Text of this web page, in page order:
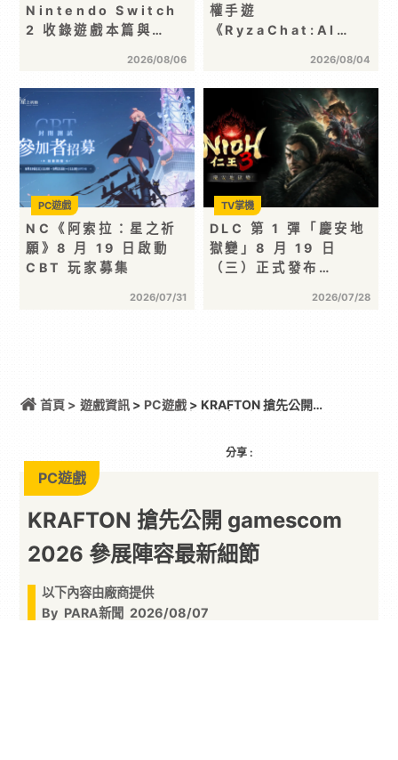
Nintendo Switch
2 收錄遊戲本篇與…
2026/08/06
權手遊
《RyzaChat:AI…
2026/08/04
NC《阿索拉：星之祈
願》8 月 19 日啟動
CBT 玩家募集
2026/07/31
PC遊戲
DLC 第 1 彈「慶安地
獄變」8 月 19 日
（三）正式發布…
2026/07/28
TV掌機
首頁 > 遊戲資訊> PC遊戲> KRAFTON 搶先公開
分享 :
PC遊戲
KRAFTON 搶先公開 gamescom
2026 參展陣容最新細節
以下內容由廠商提供
By PARA新聞 2026/08/07